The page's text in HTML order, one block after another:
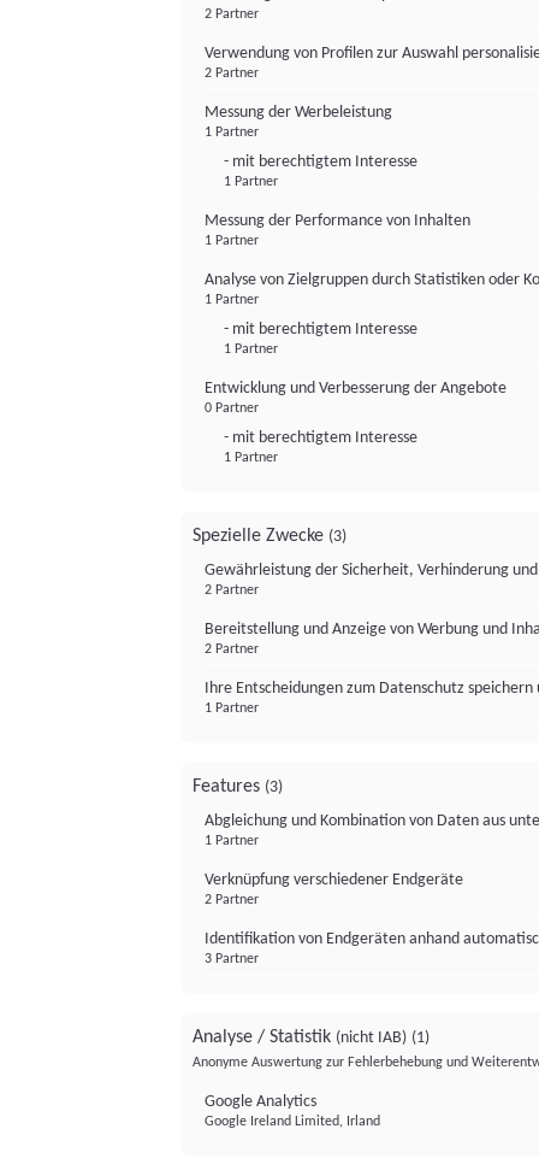
2 Partner
Verwendung von Profilen zur Auswahl
2 Partner
Messung der Werbeleistung
1 Partner
- mit berechtigtem Interesse
1 Partner
Messung der Performance von Inhalten
1 Partner
Analyse von Zielgruppen durch Statistiken oder
1 Partner
- mit berechtigtem Interesse
1 Partner
Entwicklung und Verbesserung der Angebote
0 Partner
- mit berechtigtem Interesse
1 Partner
Spezielle Zwecke (3)
Gewährleistung der Sicherheit, Verhinderung
2 Partner
Bereitstellung und Anzeige von Werbung und
2 Partner
Ihre Entscheidungen zum Datenschutz
1 Partner
Features (3)
Abgleichung und Kombination von Daten aus
1 Partner
Verknüpfung verschiedener Endgeräte
2 Partner
Identifikation von Endgeräten anhand
3 Partner
Analyse / Statistik (nicht IAB) (1)
Anonyme Auswertung zur Fehlerbehebung und
Google Analytics
Google Ireland Limited, Irland